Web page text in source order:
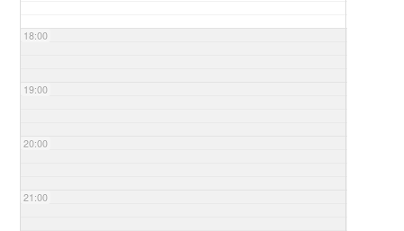
18:00
19:00
20:00
21:00